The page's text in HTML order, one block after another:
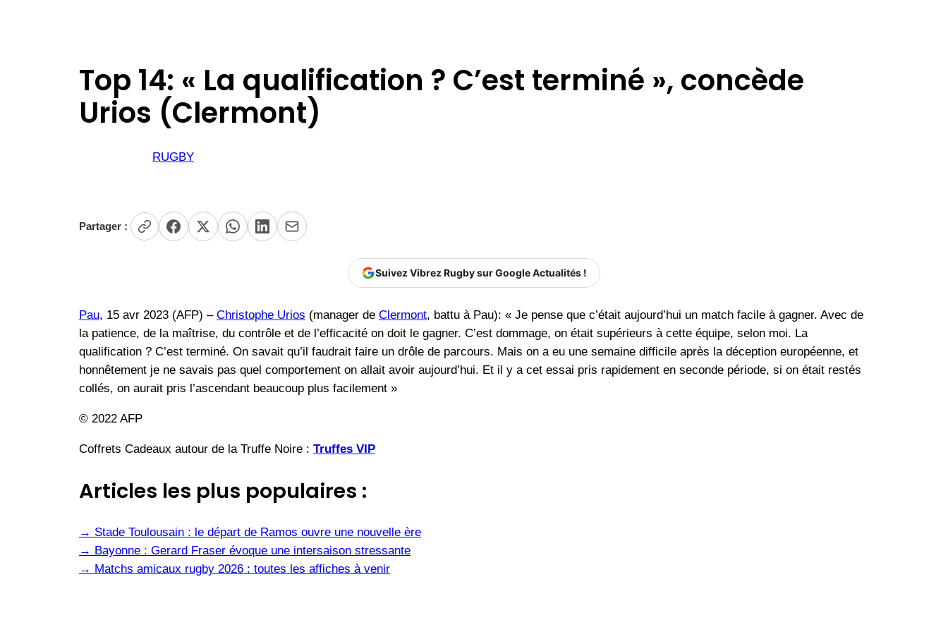
Top 14: « La qualification ? C’est terminé », concède
Urios (Clermont)
RUGBY
Partager :
Suivez Vibrez Rugby sur Google Actualités !
Pau, 15 avr 2023 (AFP) – Christophe Urios (manager de Clermont, battu à Pau): « Je pense que c’était aujourd’hui un match facile à gagner. Avec de
la patience, de la maîtrise, du contrôle et de l’efficacité on doit le gagner. C’est dommage, on était supérieurs à cette équipe, selon moi. La
qualification ? C’est terminé. On savait qu’il faudrait faire un drôle de parcours. Mais on a eu une semaine difficile après la déception européenne, et
honnêtement je ne savais pas quel comportement on allait avoir aujourd’hui. Et il y a cet essai pris rapidement en seconde période, si on était restés
collés, on aurait pris l’ascendant beaucoup plus facilement »
© 2022 AFP
Coffrets Cadeaux autour de la Truffe Noire : Truffes VIP
Articles les plus populaires :
→ Stade Toulousain : le départ de Ramos ouvre une nouvelle ère
→ Bayonne : Gerard Fraser évoque une intersaison stressante
→ Matchs amicaux rugby 2026 : toutes les affiches à venir